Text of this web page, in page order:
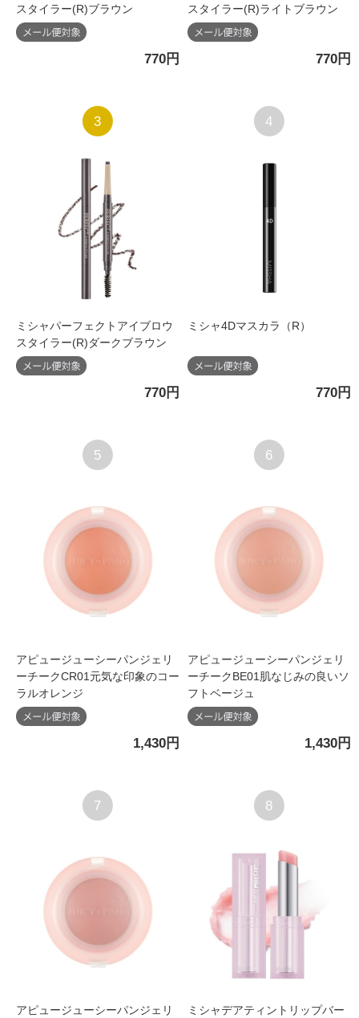
スタイラー(R)ブラウン
770円
スタイラー(R)ライトブラウン
770円
3
ミシャパーフェクトアイブロウ
スタイラー(R)ダークブラウン
770円
4
ミシャ4Dマスカラ（R）
770円
5
アピュージューシーパンジェリ
ーチークCR01元気な印象のコー
ラルオレンジ
1,430円
6
アピュージューシーパンジェリ
ーチークBE01肌なじみの良いソ
フトベージュ
1,430円
7
アピュージューシーパンジェリ
8
ミシャデアティントリップバー